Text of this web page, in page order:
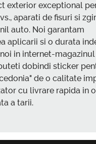
exterior exceptional
aparati de fisuri si
auto. Noi garantam
aplicarii si o durata
in internet-magazinul
dobindi sticker
de o calitate
cu livrare rapida in
a tarii.